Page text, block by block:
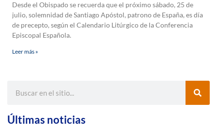
Desde el Obispado se recuerda que el próximo sábado, 25 de
julio, solemnidad de Santiago Apóstol, patrono de España, es día
de precepto, según el Calendario Litúrgico de la Conferencia
Episcopal Española.
Leer más »
Últimas noticias